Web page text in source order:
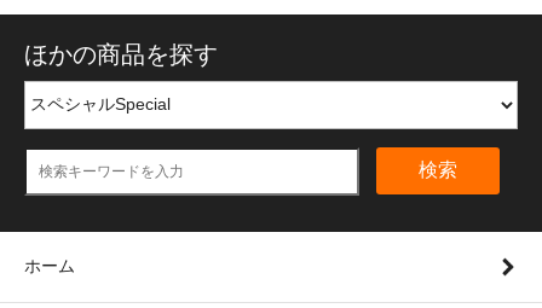
ほかの商品を探す
検索
ホーム